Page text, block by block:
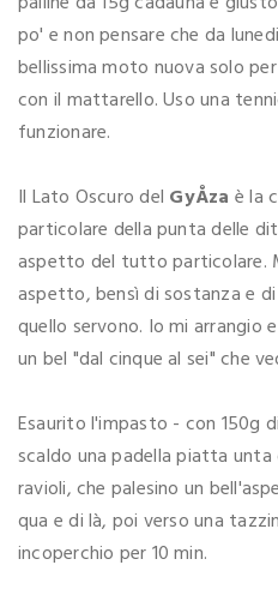
po' e non pensare che da
bellissima moto nuova solo
con il mattarello. Uso una
funzionare.
Il Lato Oscuro del GyÅza è la
particolare della punta delle
aspetto del tutto particolare.
aspetto, bensì di sostanza e
quello servono. Io mi arrangio
un bel "dal cinque al sei" che
Esaurito l'impasto - con 150g
scaldo una padella piatta
ravioli, che palesino un
qua e di là, poi verso una
incoperchio per 10 min.